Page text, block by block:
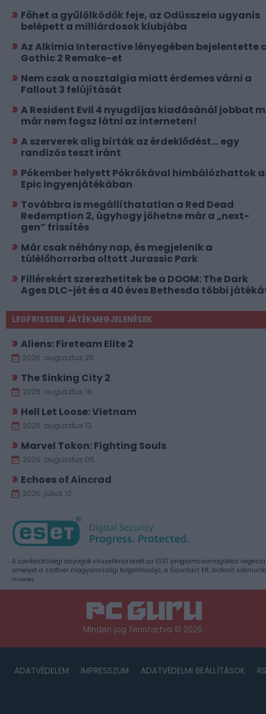
Főhet a gyűlölködők feje, az Odüsszeia ugyanis
belépett a milliárdosok klubjába
Az Alkimia Interactive lényegében bejelentette
Gothic 2 Remake-et
Nem csak a nosztalgia miatt érdemes várni a
Fallout 3 felújítását
A Resident Evil 4 nyugdíjas kiadásánál jobbat
már nem fogsz látni az interneten!
A szerverek alig bírták az érdeklődést... egy
randizós teszt iránt
Pókember helyett Pókrókával himbálózhattok
Epic ingyenjátékában
Továbbra is megállíthatatlan a Red Dead
Redemption 2, úgyhogy jöhetne már a „next-
gen” frissítés
Már csak néhány nap, és megjelenik a
túlélőhorrorba oltott Jurassic Park
Fillérekért szerezhetitek be a DOOM: The Dark
Ages DLC-jét és a 40 éves Bethesda többi
LEGFRISSEBB JÁTÉKMEGJELENÉSEK
Aliens: Fireteam Elite 2
2026. augusztus 25.
The Sinking City 2
2026. augusztus 18.
Hell Let Loose: Vietnam
2026. augusztus 13.
Marvel Tokon: Fighting Souls
2026. augusztus 06.
Echoes of Aincrad
2026. július 10.
A szerkesztőségi anyagok vírusellenőrzését az ESET programcsomagokkal
amelyet a szoftver magyarországi forgalmazója, a Sicontact Kft. biztosít
Hirdetés
Minden jog fenntartva © 2026
ADATVÉDELEM IMPRESSZUM ADATVÉDELMI BEÁLLÍTÁSOK